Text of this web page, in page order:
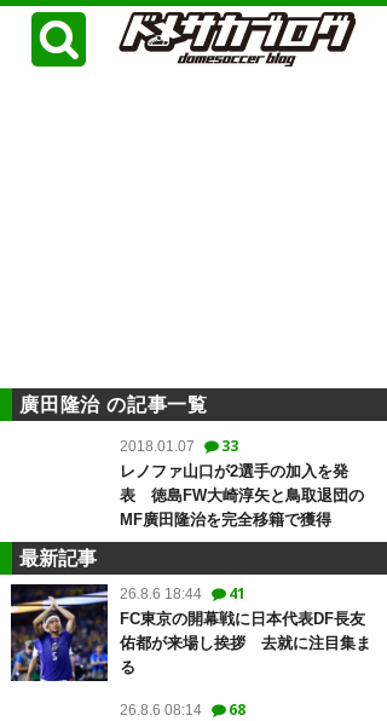
廣田隆治 の記事一覧
2018.01.07 33
レノファ山口が2選手の加入を発
表 徳島FW大崎淳矢と鳥取退団の
MF廣田隆治を完全移籍で獲得
最新記事
26.8.6 18:44 41
FC東京の開幕戦に日本代表DF長友
佑都が来場し挨拶 去就に注目集ま
る
26.8.6 08:14 68